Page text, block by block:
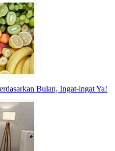
Bulan, Ingat-ingat Ya!